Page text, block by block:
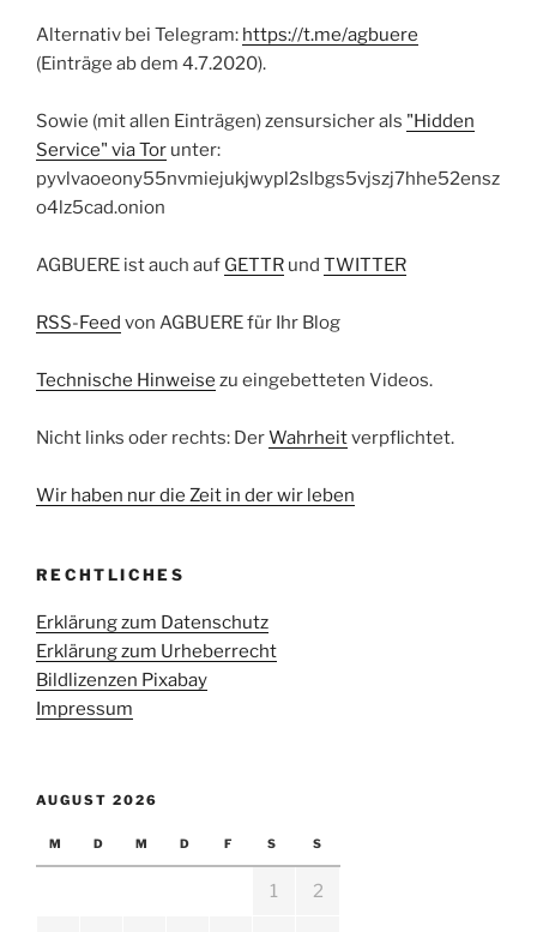
Alternativ bei Telegram: https://t.me/agbuere
(Einträge ab dem 4.7.2020).
Sowie (mit allen Einträgen) zensursicher als "Hidden
Service" via Tor unter:
pyvlvaoeony55nvmiejukjwypl2slbgs5vjszj7hhe52ensz
o4lz5cad.onion
AGBUERE ist auch auf GETTR und TWITTER
RSS-Feed von AGBUERE für Ihr Blog
Technische Hinweise zu eingebetteten Videos.
Nicht links oder rechts: DerWahrheitverpflichtet.
Wir haben nur die Zeit in der wir leben
RECHTLICHES
Erklärung zum Datenschutz
Erklärung zum Urheberrecht
Bildlizenzen Pixabay
Impressum
AUGUST 2026
M D M D F S S
1 2